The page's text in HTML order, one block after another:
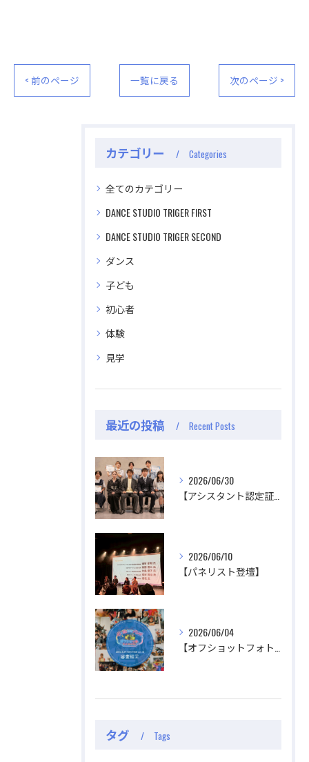
< 前のページ 一覧に戻る 次のページ >
カテゴリー Categories
全てのカテゴリー
DANCE STUDIO TRIGER FIRST
DANCE STUDIO TRIGER SECOND
ダンス
子ども
初心者
体験
見学
最近の投稿 Recent Posts
2026/06/30
2026/06/10
【パネリスト登壇】
2026/06/04
タグ Tags
公式ラジオ番組「ダンスのとなり」スタート！ スタ
ジオのこと、先生たちのことなどゆるく配信中
視聴する
公式ラジオ番組「ダンスのとなり」スタート！ スタ
ジオのこと、先生たちのことなどゆるく配信中
視聴する